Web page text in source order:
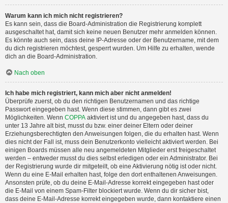
Warum kann ich mich nicht registrieren?
Es kann sein, dass die Board-Administration die Registrierung komplett
ausgeschaltet hat, damit sich keine neuen Benutzer mehr anmelden können.
Es könnte auch sein, dass deine IP-Adresse oder der Benutzername, mit dem
du dich registrieren möchtest, gesperrt wurden. Um Hilfe zu erhalten, wende
dich an die Board-Administration.
Nach oben
Ich habe mich registriert, kann mich aber nicht anmelden!
Überprüfe zuerst, ob du den richtigen Benutzernamen und das richtige
Passwort eingegeben hast. Wenn diese stimmen, dann gibt es zwei
Möglichkeiten. Wenn COPPA aktiviert ist und du angegeben hast, dass du
unter 13 Jahre alt bist, musst du bzw. einer deiner Eltern oder deiner
Erziehungsberechtigten den Anweisungen folgen, die du erhalten hast. Wenn
dies nicht der Fall ist, muss dein Benutzerkonto vielleicht aktiviert werden. Bei
einigen Boards müssen alle neu angemeldeten Mitglieder erst freigeschaltet
werden – entweder musst du dies selbst erledigen oder ein Administrator. Bei
der Registrierung wurde dir mitgeteilt, ob eine Aktivierung nötig ist oder nicht.
Wenn du eine E-Mail erhalten hast, folge den dort enthaltenen Anweisungen.
Ansonsten prüfe, ob du deine E-Mail-Adresse korrekt eingegeben hast oder
die E-Mail von einem Spam-Filter blockiert wurde. Wenn du dir sicher bist,
dass deine E-Mail-Adresse korrekt eingegeben wurde, dann kontaktiere einen